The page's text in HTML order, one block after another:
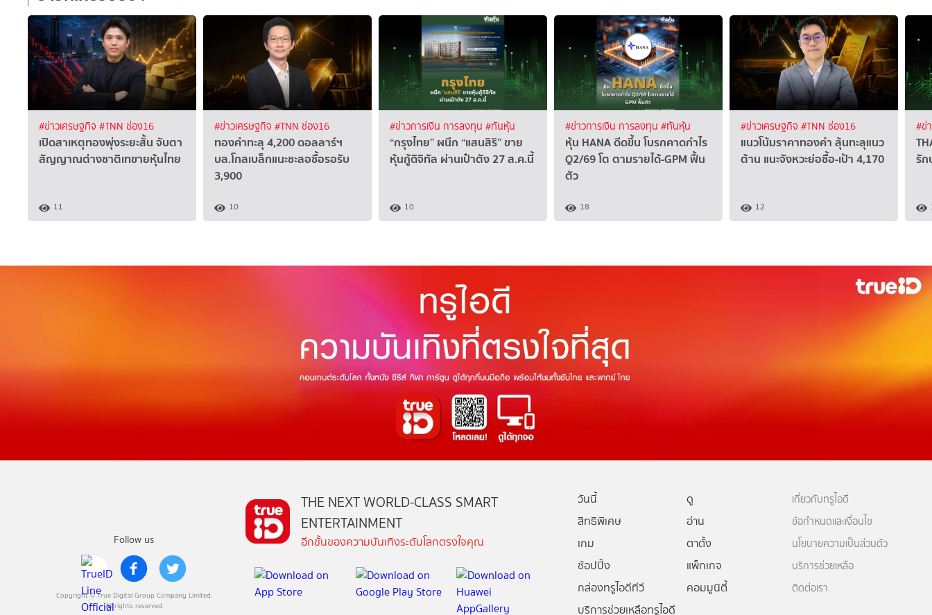
#ข่าวเศรษฐกิจ #TNN ช่อง16
เปิดสาเหตุทองพุ่งระยะสั้น จับตา
สัญญาณต่างชาติเทขายหุ้นไทย
11
#ข่าวเศรษฐกิจ #TNN ช่อง16
ทองคำทะลุ 4,200 ดอลลาร์ฯ
บล.โกลเบล็กแนะชะลอซื้อรอรับ
3,900
10
#ข่าวการเงิน การลงทุน #ทันหุ้น
“กรุงไทย” ผนึก “แสนสิริ” ขาย
หุ้นกู้ดิจิทัล ผ่านเป๋าตัง 27 ส.ค.นี้
10
#ข่าวการเงิน การลงทุน #ทันหุ้น
หุ้น HANA ดีดขึ้น โบรกคาดกำไร
Q2/69 โต ตามรายได้-GPM ฟื้น
ตัว
18
#ข่าวเศรษฐกิจ #TNN ช่อง16
แนวโน้มราคาทองคำ ลุ้นทะลุแนว
ต้าน แนะจังหวะย่อซื้อ-เป้า 4,170
12
#ข่
รัก
Follow us
Copyright © True Digital Group Company Limited.
All rights reserved
THE NEXT WORLD-CLASS SMART
ENTERTAINMENT
อีกขั้นของความบันเทิงระดับโลกตรงใจคุณ
วันนี้
ดู
สิทธิพิเศษ
อ่าน
เกม
ตาตั้ง
ช้อปปิ้ง
แพ็กเกจ
กล่องทรูไอดีทีวี
คอมมูนิตี้
บริการช่วยเหลือทรูไอดี
เกี่ยวกับทรูไอดี
ข้อกำหนดและเงื่อนไข
นโยบายความเป็นส่วนตัว
บริการช่วยเหลือ
ติดต่อเรา